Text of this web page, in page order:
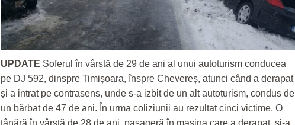
UPDATE Șoferul în vârstă de 29 de ani al unui autoturism conducea
pe DJ 592, dinspre Timișoara, înspre Chevereș, atunci când a derapat
și a intrat pe contrasens, unde s-a izbit de un alt autoturism, condus de
un bărbat de 47 de ani. În urma coliziunii au rezultat cinci victime. O